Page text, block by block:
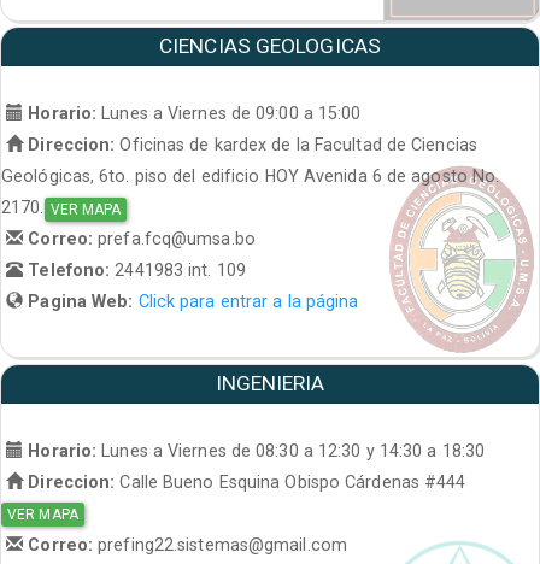
CIENCIAS GEOLOGICAS
Horario: Lunes a Viernes de 09:00 a 15:00
Direccion: Oficinas de kardex de la Facultad de Ciencias
Geológicas, 6to. piso del edificio HOY Avenida 6 de agosto No.
2170. VER MAPA
Correo:prefa.fcq@umsa.bo
Telefono:2441983 int. 109
Pagina Web: Click para entrar a la página
INGENIERIA
Horario:
Lunes a Viernes de 08:30 a 12:30 y 14:30 a 18:30
Direccion: Calle Bueno Esquina Obispo Cárdenas #444
VER MAPA
Correo:prefing22.sistemas@gmail.com